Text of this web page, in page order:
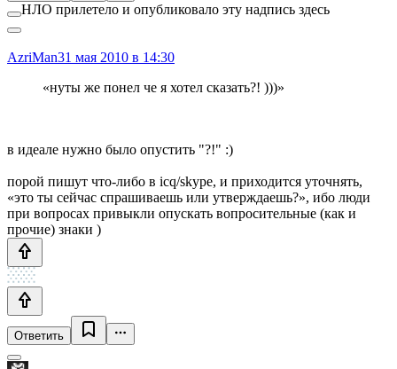
НЛО прилетело и опубликовало эту надпись здесь
AzriMan31 мая 2010 в 14:30
«нуты же понел че я хотел сказать?! )))»
в идеале нужно было опустить "?!" :)
порой пишут что-либо в icq/skype, и приходится уточнять,
«это ты сейчас спрашиваешь или утверждаешь?», ибо люди
при вопросах привыкли опускать вопросительные (как и
прочие) знаки )
Ответить